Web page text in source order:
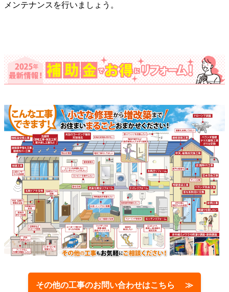
メンテナンスを行いましょう。
その他の工事のお問い合わせはこちら ≫